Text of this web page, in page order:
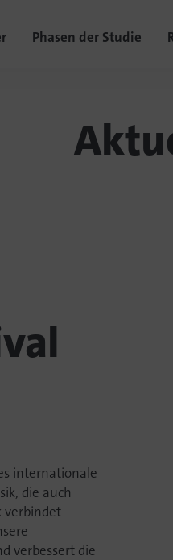
Phasen der Studie
internationale
die auch
verbindet
verbessert die